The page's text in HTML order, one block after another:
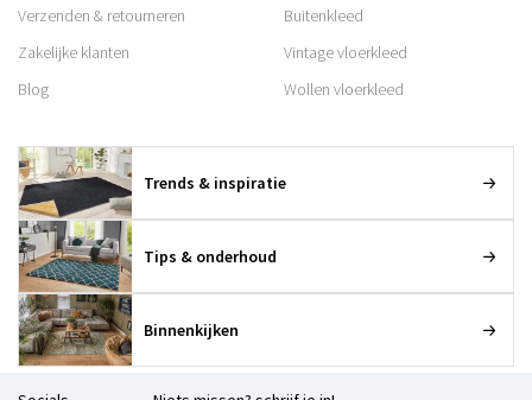
Verzenden & retourneren
Zakelijke klanten
Blog
Buitenkleed
Vintage vloerkleed
Wollen vloerkleed
Trends & inspiratie
Tips & onderhoud
Binnenkijken